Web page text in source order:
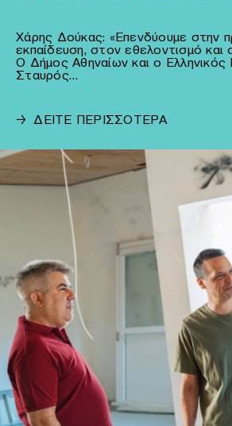
Χάρης Δούκας: «Επενδύουμε στην
εκπαίδευση, στον εθελοντισμό και
Ο Δήμος Αθηναίων και ο Ελληνικός
Σταυρός…
→ ΔΕΙΤΕ ΠΕΡΙΣΣΟΤΕΡΑ